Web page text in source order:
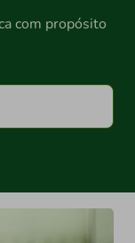
com propósito